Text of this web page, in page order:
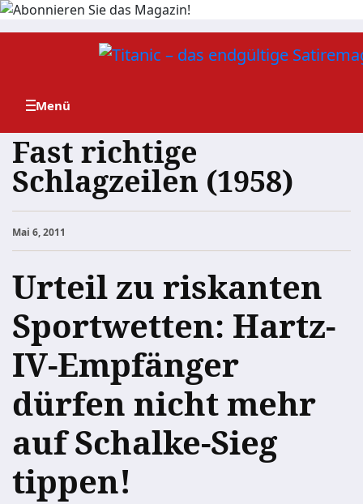
Zum
Fast richtige
Schlagzeilen (1958)
Mai 6, 2011
Urteil zu riskanten
Sportwetten: Hartz-
IV-Empfänger
dürfen nicht mehr
auf Schalke-Sieg
tippen!